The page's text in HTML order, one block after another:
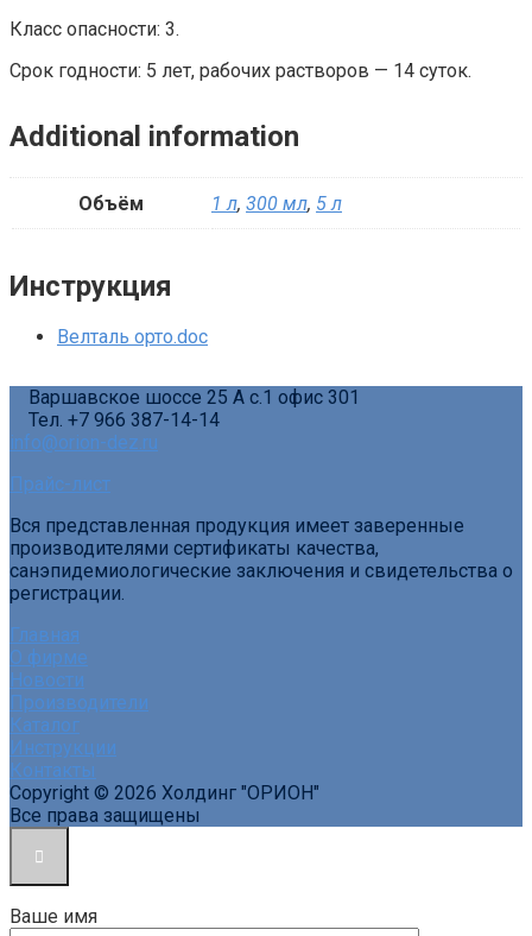
Класс опасности: 3.
Срок годности: 5 лет, рабочих растворов — 14 суток.
Additional information
Объём 1 л, 300 мл, 5 л
Инструкция
Велталь орто.doc
Варшавское шоссе 25 А с.1 офис 301
Тел. +7 966 387-14-14
info@orion-dez.ru
Прайс-лист
Вся представленная продукция имеет заверенные
производителями сертификаты качества,
санэпидемиологические заключения и свидетельства о
регистрации.
Главная
О фирме
Новости
Производители
Каталог
Инструкции
Контакты
Copyright © 2026 Холдинг "ОРИОН"
Все права защищены
Ваше имя